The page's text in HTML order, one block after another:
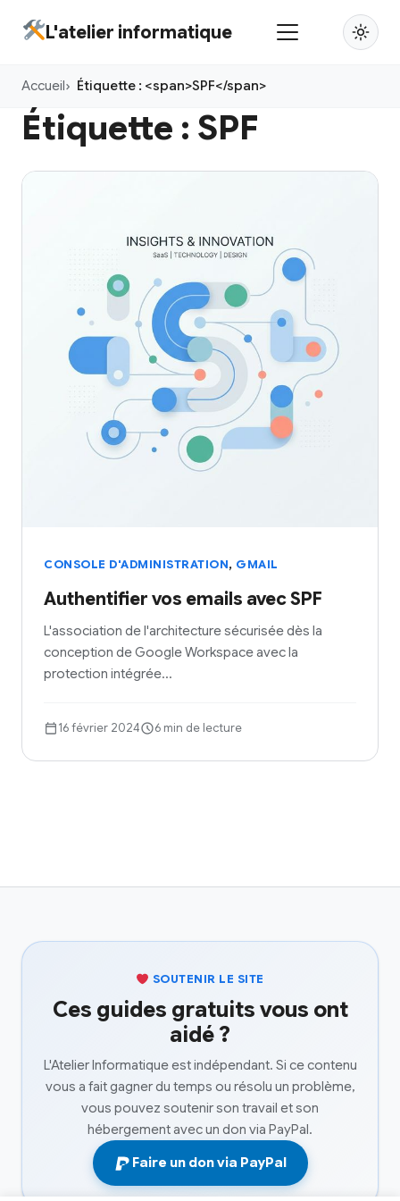
L'atelier informatique
Accueil Étiquette : <span>SPF</span>
Étiquette : SPF
CONSOLE D'ADMINISTRATION, GMAIL
Authentifier vos emails avec SPF
L'association de l'architecture sécurisée dès la
conception de Google Workspace avec la
protection intégrée…
16 février 2024 6 min de lecture
SOUTENIR LE SITE
Ces guides gratuits vous ont
aidé ?
L'Atelier Informatique est indépendant. Si ce contenu
vous a fait gagner du temps ou résolu un problème,
vous pouvez soutenir son travail et son
hébergement avec un don via PayPal.
Faire un don via PayPal